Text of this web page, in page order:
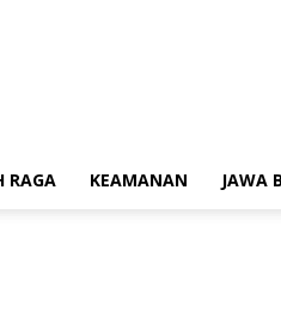
RAGA KEAMANAN JAWA